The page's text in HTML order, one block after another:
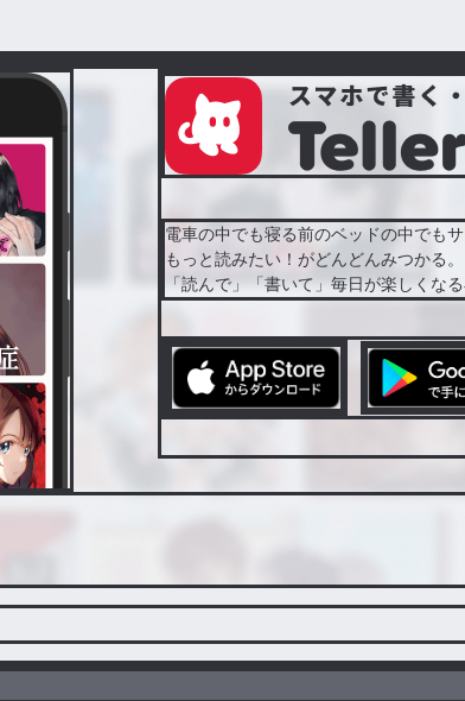
電車の中でも寝る前のベッドの中でも
もっと読みたい！がどんどんみつかる。
「読んで」「書いて」毎日が楽しくな